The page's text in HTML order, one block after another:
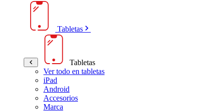
Tabletas
Tabletas
Ver todo en tabletas
iPad
Android
Accesorios
Marca